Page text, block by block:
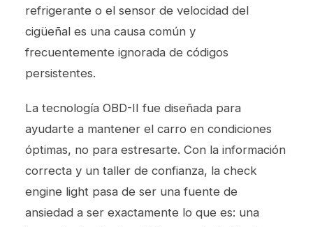
refrigerante o el sensor de velocidad del
cigüeñal es una causa común y
frecuentemente ignorada de códigos
persistentes.
La tecnología OBD-II fue diseñada para
ayudarte a mantener el carro en condiciones
óptimas, no para estresarte. Con la información
correcta y un taller de confianza, la check
engine light pasa de ser una fuente de
ansiedad a ser exactamente lo que es: una